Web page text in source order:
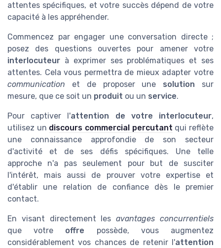
attentes spécifiques, et votre succès dépend de votre
capacité à les appréhender.
Commencez par engager une conversation directe ;
posez des questions ouvertes pour amener votre
interlocuteur à exprimer ses problématiques et ses
attentes. Cela vous permettra de mieux adapter votre
communication et de proposer une solution sur
mesure, que ce soit un produit ou un service.
Pour captiver l'attention de votre interlocuteur,
utilisez un discours commercial percutant qui reflète
une connaissance approfondie de son secteur
d'activité et de ses défis spécifiques. Une telle
approche n'a pas seulement pour but de susciter
l'intérêt, mais aussi de prouver votre expertise et
d'établir une relation de confiance dès le premier
contact.
En visant directement lesavantages concurrentiels
que votre offre possède, vous augmentez
considérablement vos chances de retenir l'attention